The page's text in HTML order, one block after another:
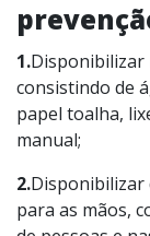
1.Disponibilizar
consistindo de
papel toalha,
manual;
2.Disponibilizar
para as mãos,